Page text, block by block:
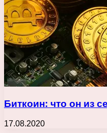
Биткоин: что он из
17.08.2020